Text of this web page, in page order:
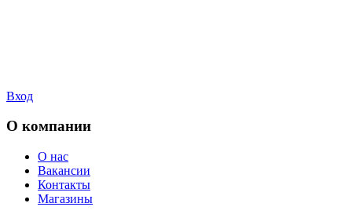
Вход
О компании
О нас
Вакансии
Контакты
Магазины